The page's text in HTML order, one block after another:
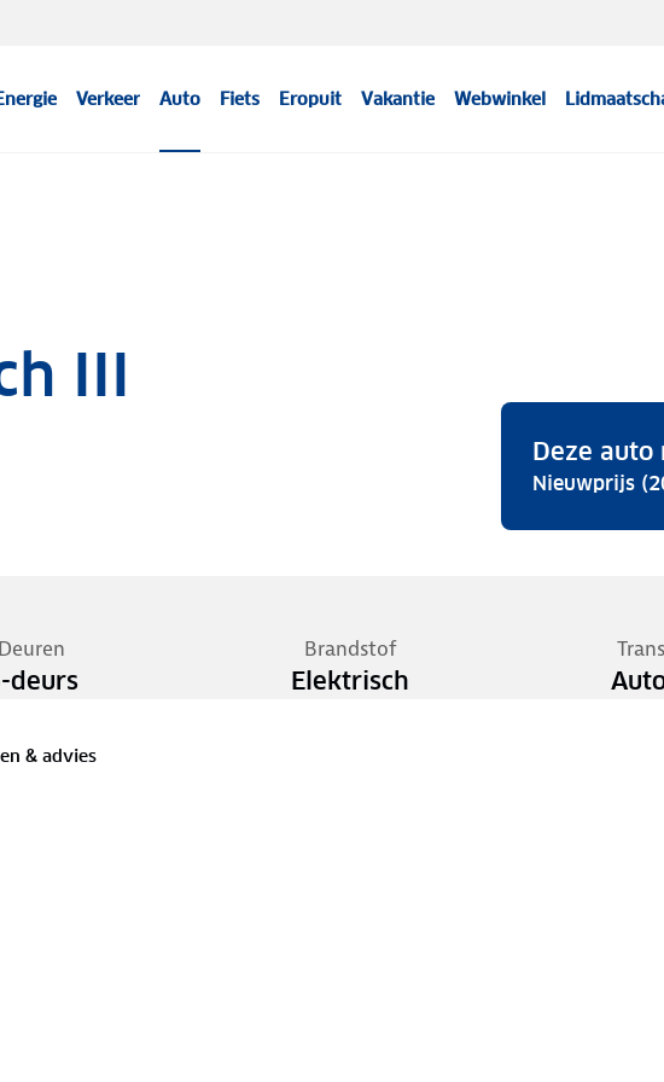
Verkeer Auto Fiets Eropuit Vakantie Webwinkel
III
Deze auto
Nieuwprijs
Deuren
deurs
Brandstof
Elektrisch
& advies